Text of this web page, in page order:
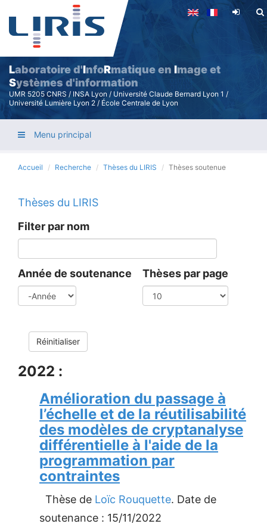
Aller
contenu
principal
Laboratoire d'InfoRmatique en Image et
Systèmes d'information
UMR 5205 CNRS / INSA Lyon / Université Claude Bernard Lyon 1 /
Université Lumière Lyon 2 / École Centrale de Lyon
Menu principal
Accueil Recherche Thèses du LIRIS Thèses soutenue
Thèses du LIRIS
Filter par nom
Année de soutenance Thèses par page
Réinitialiser
2022 :
Amélioration du passage à
l’échelle et de la réutilisabilité
des modèles de cryptanalyse
différentielle à l'aide de la
programmation par
contraintes
Thèse de Loïc Rouquette. Date de
soutenance : 15/11/2022